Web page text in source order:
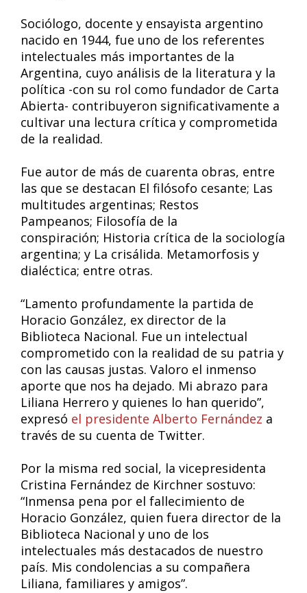
Sociólogo, docente y ensayista argentino
nacido en 1944, fue uno de los referentes
intelectuales más importantes de la
Argentina, cuyo análisis de la literatura y la
política -con su rol como fundador de Carta
Abierta- contribuyeron significativamente a
cultivar una lectura crítica y comprometida
de la realidad.
Fue autor de más de cuarenta obras, entre
las que se destacan El filósofo cesante; Las
multitudes argentinas; Restos
Pampeanos; Filosofía de la
conspiración; Historia crítica de la sociología
argentina; y La crisálida. Metamorfosis y
dialéctica; entre otras.
“Lamento profundamente la partida de
Horacio González, ex director de la
Biblioteca Nacional. Fue un intelectual
comprometido con la realidad de su patria y
con las causas justas. Valoro el inmenso
aporte que nos ha dejado. Mi abrazo para
Liliana Herrero y quienes lo han querido”,
expresó el presidente Alberto Fernández a
través de su cuenta de Twitter.
Por la misma red social, la vicepresidenta
Cristina Fernández de Kirchner sostuvo:
“Inmensa pena por el fallecimiento de
Horacio González, quien fuera director de la
Biblioteca Nacional y uno de los
intelectuales más destacados de nuestro
país. Mis condolencias a su compañera
Liliana, familiares y amigos”.